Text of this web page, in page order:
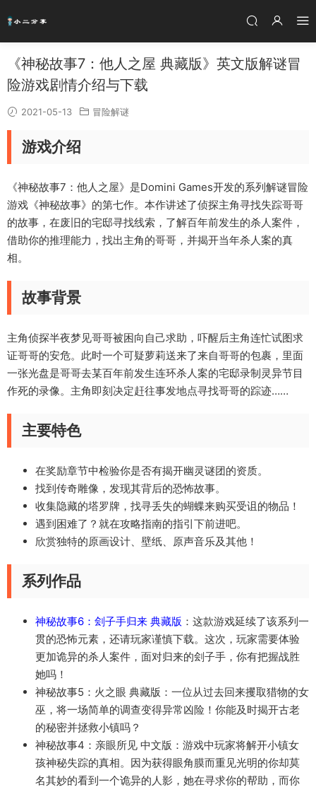
《神秘故事7：他人之屋 典藏版》英文版解谜冒
险游戏剧情介绍与下载
2021-05-13 冒险解谜
游戏介绍
《神秘故事7：他人之屋》是Domini Games开发的系列解谜冒险
游戏《神秘故事》的第七作。本作讲述了侦探主角寻找失踪哥哥
的故事，在废旧的宅邸寻找线索，了解百年前发生的杀人案件，
借助你的推理能力，找出主角的哥哥，并揭开当年杀人案的真
相。
故事背景
主角侦探半夜梦见哥哥被困向自己求助，吓醒后主角连忙试图求
证哥哥的安危。此时一个可疑萝莉送来了来自哥哥的包裹，里面
一张光盘是哥哥去某百年前发生连环杀人案的宅邸录制灵异节目
作死的录像。主角即刻决定赶往事发地点寻找哥哥的踪迹……
主要特色
在奖励章节中检验你是否有揭开幽灵谜团的资质。
找到传奇雕像，发现其背后的恐怖故事。
收集隐藏的塔罗牌，找寻丢失的蝴蝶来购买受诅的物品！
遇到困难了？就在攻略指南的指引下前进吧。
欣赏独特的原画设计、壁纸、原声音乐及其他！
系列作品
神秘故事6：刽子手归来 典藏版 ：这款游戏延续了该系列一
贯的恐怖元素，还请玩家谨慎下载。这次，玩家需要体验
更加诡异的杀人案件，面对归来的刽子手，你有把握战胜
她吗！
神秘故事5：火之眼 典藏版 ：一位从过去回来攫取猎物的女
巫，将一场简单的调查变得异常凶险！你能及时揭开古老
的秘密并拯救小镇吗？
神秘故事4：亲眼所见 中文版 ：游戏中玩家将解开小镇女
孩神秘失踪的真相。因为获得眼角膜而重见光明的你却莫
名其妙的看到一个诡异的人影，她在寻求你的帮助，而你